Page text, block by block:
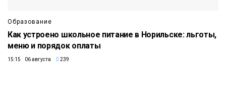
Образование
Как устроено школьное питание в Норильске: льготы,
меню и порядок оплаты
15:15 06 августа 239